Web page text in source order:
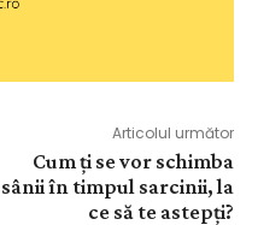
Articolul următor
Cum ți se vor schimba
sânii în timpul sarcinii, la
ce să te astepți?